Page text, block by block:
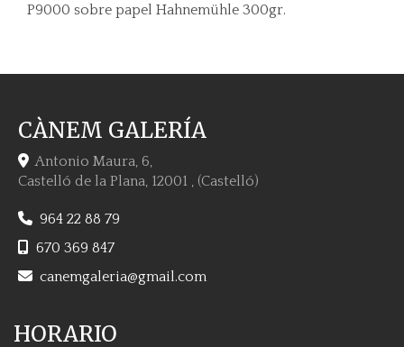
P9000 sobre papel Hahnemühle 300gr.
CÀNEM GALERÍA
Antonio Maura, 6,
Castelló de la Plana, 12001 , (Castelló)
964 22 88 79
670 369 847
canemgaleria
gmail.com
HORARIO